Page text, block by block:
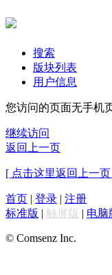
搜索
版块列表
用户信息
您访问的页面无手机
继续访问
返回上一页
[ 点击这里返回上一
首页 | 登录 | 注册
标准版 | 触屏版 | 电脑
© Comsenz Inc.